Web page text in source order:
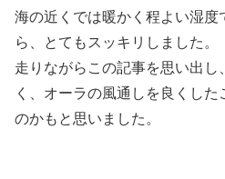
海の近くでは暖かく程よい湿
ら、とてもスッキリしました。
走りながらこの記事を思い出し
く、オーラの風通しを良くし
のかもと思いました。